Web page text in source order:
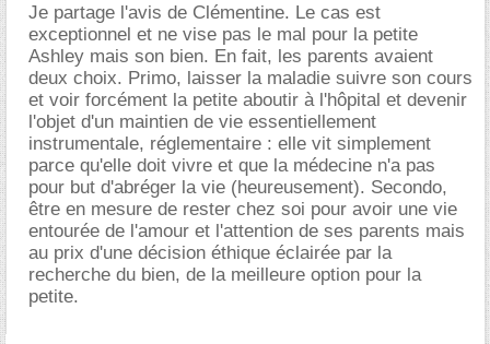
Je partage l'avis de Clémentine. Le cas est
exceptionnel et ne vise pas le mal pour la petite
Ashley mais son bien. En fait, les parents avaient
deux choix. Primo, laisser la maladie suivre son cours
et voir forcément la petite aboutir à l'hôpital et devenir
l'objet d'un maintien de vie essentiellement
instrumentale, réglementaire : elle vit simplement
parce qu'elle doit vivre et que la médecine n'a pas
pour but d'abréger la vie (heureusement). Secondo,
être en mesure de rester chez soi pour avoir une vie
entourée de l'amour et l'attention de ses parents mais
au prix d'une décision éthique éclairée par la
recherche du bien, de la meilleure option pour la
petite.